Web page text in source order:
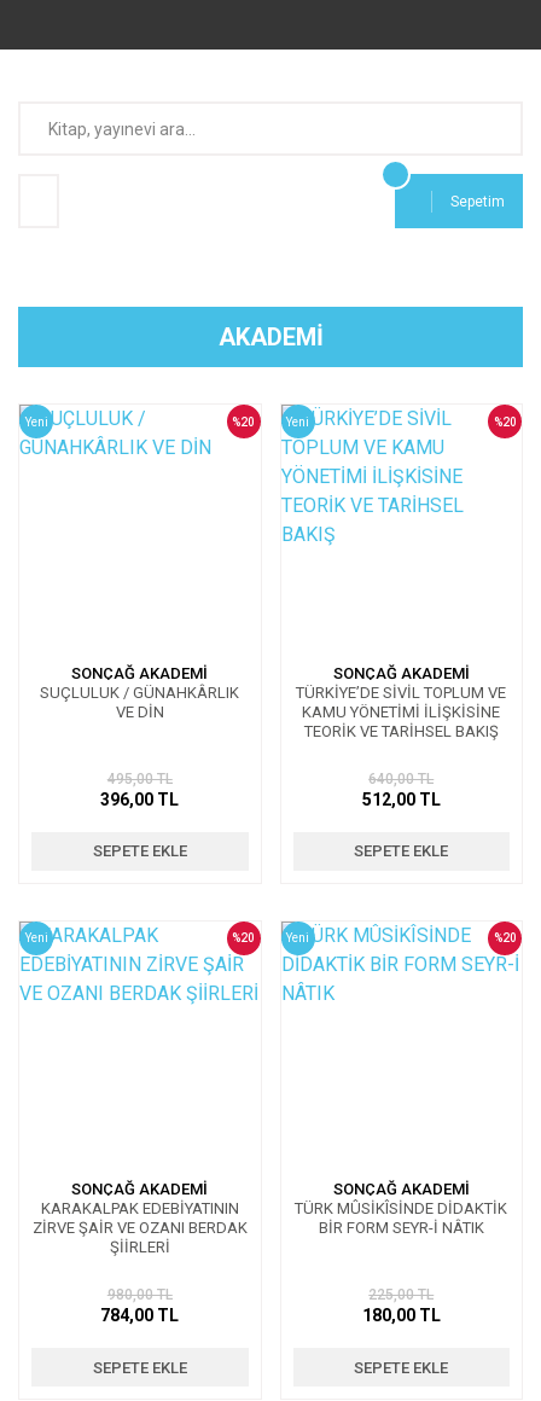
Sepetim
AKADEMİ
Yeni
SONÇAĞ AKADEMİ
SUÇLULUK / GÜNAHKÂRLIK
VE DİN
%20
495,00 TL
396,00 TL
SEPETE EKLE
Yeni
SONÇAĞ AKADEMİ
TÜRKİYE’DE SİVİL TOPLUM VE
KAMU YÖNETİMİ İLİŞKİSİNE
TEORİK VE TARİHSEL BAKIŞ
%20
640,00 TL
512,00 TL
SEPETE EKLE
Yeni
SONÇAĞ AKADEMİ
KARAKALPAK EDEBİYATININ
ZİRVE ŞAİR VE OZANI BERDAK
ŞİİRLERİ
%20
980,00 TL
784,00 TL
SEPETE EKLE
Yeni
SONÇAĞ AKADEMİ
TÜRK MÛSİKÎSİNDE DİDAKTİK
BİR FORM SEYR-İ NÂTIK
%20
225,00 TL
180,00 TL
SEPETE EKLE